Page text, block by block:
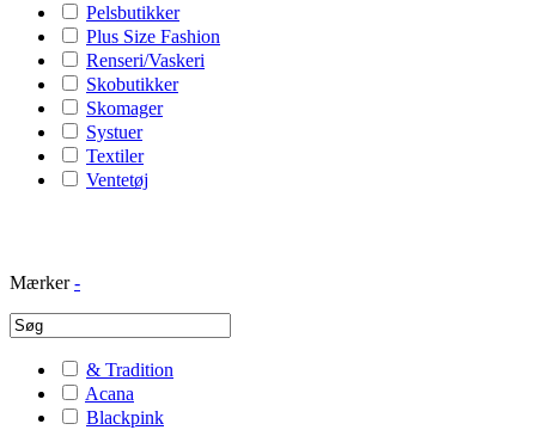
Pelsbutikker
Plus Size Fashion
Renseri/Vaskeri
Skobutikker
Skomager
Systuer
Textiler
Ventetøj
Mærker -
& Tradition
Acana
Blackpink